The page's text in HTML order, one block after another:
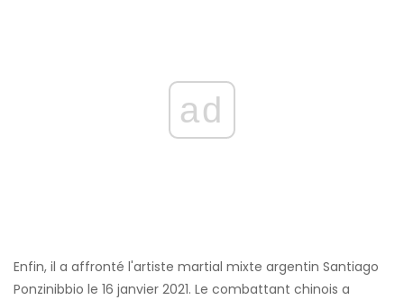
ad
Enfin, il a affronté l'artiste martial mixte argentin Santiago
Ponzinibbio le 16 janvier 2021. Le combattant chinois a